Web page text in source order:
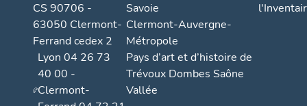
CS 90706 -
63050 Clermont-
Ferrand cedex 2
Lyon 04 26 73
40 00 -
Clermont-
Savoie
Clermont-Auvergne-
Métropole
Pays d’art et d’histoire de
Trévoux Dombes Saône
Vallée